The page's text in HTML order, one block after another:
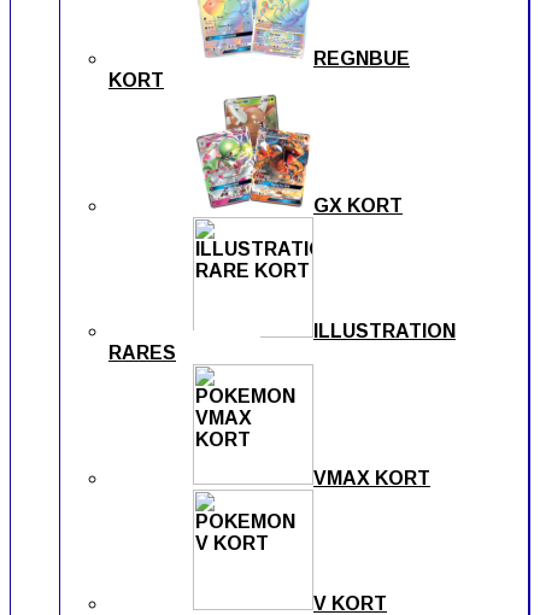
REGNBUE
KORT
GX KORT
ILLUSTRATION
RARES
VMAX KORT
V KORT